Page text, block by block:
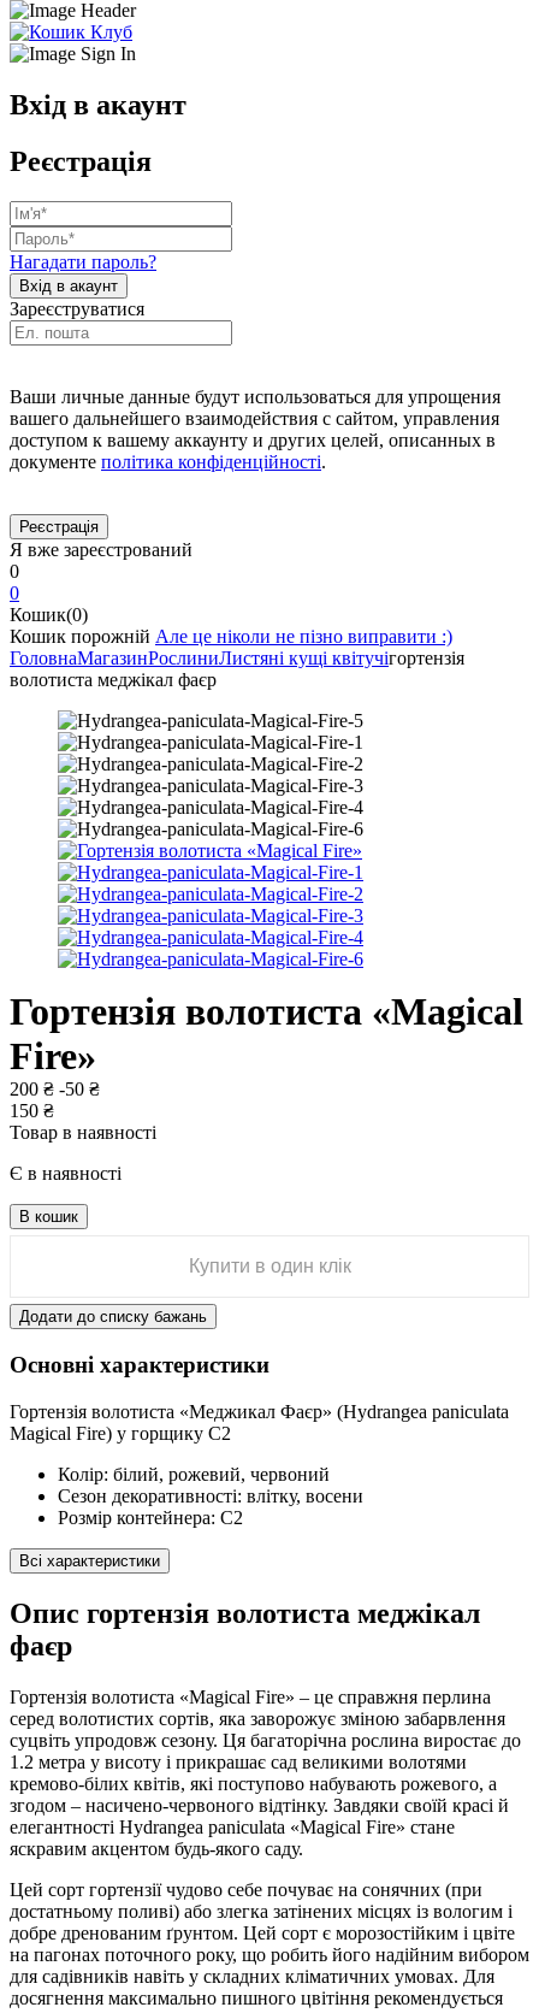
Вхід в акаунт
Реєстрація
Нагадати пароль?
Зареєструватися
Ваши личные данные будут использоваться для упрощения
вашего дальнейшего взаимодействия с сайтом, управления
доступом к вашему аккаунту и других целей, описанных в
документе політика конфіденційності.
Я вже зареєстрований
0
0
Кошик(0)
Кошик порожній Але це ніколи не пізно виправити :)
ГоловнаМагазинРослиниЛистяні кущі квітучігортензія
волотиста меджікал фаєр
Гортензія волотиста «Magical
Fire»
200 ₴ -50 ₴
150 ₴
Товар в наявності
Є в наявності
В кошик
Купити в один клік
Додати до списку бажань
Основні характеристики
Гортензія волотиста «Меджикал Фаєр» (Hydrangea paniculata
Magical Fire) у горщику С2
Колір: білий, рожевий, червоний
Cезон декоративності: влітку, восени
Розмір контейнера: С2
Всі характеристики
Опис гортензія волотиста меджікал
фаєр
Гортензія волотиста «Magical Fire» – це справжня перлина
серед волотистих сортів, яка заворожує зміною забарвлення
суцвіть упродовж сезону. Ця багаторічна рослина виростає до
1.2 метра у висоту і прикрашає сад великими волотями
кремово-білих квітів, які поступово набувають рожевого, а
згодом – насичено-червоного відтінку. Завдяки своїй красі й
елегантності Hydrangea paniculata «Magical Fire» стане
яскравим акцентом будь-якого саду.
Цей сорт гортензії чудово себе почуває на сонячних (при
достатньому поливі) або злегка затінених місцях із вологим і
добре дренованим ґрунтом. Цей сорт є морозостійким і цвіте
на пагонах поточного року, що робить його надійним вибором
для садівників навіть у складних кліматичних умовах. Для
досягнення максимально пишного цвітіння рекомендується